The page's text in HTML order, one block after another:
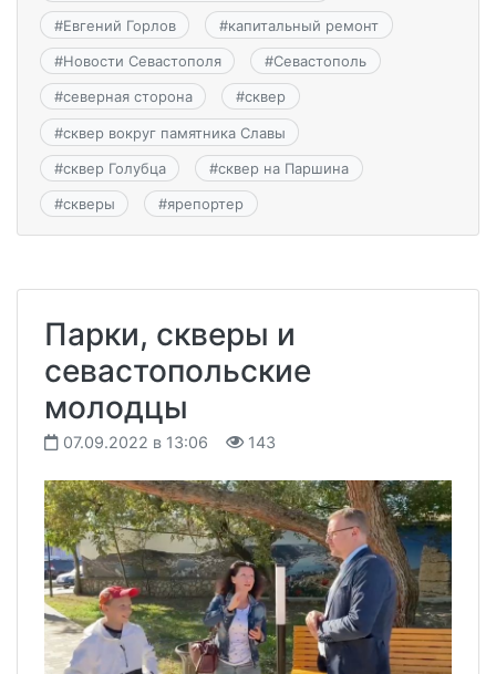
#Евгений Горлов #капитальный ремонт
#Новости Севастополя #Севастополь
#северная сторона #сквер
#сквер вокруг памятника Славы
#сквер Голубца #сквер на Паршина
#скверы #ярепортер
Парки, скверы и
севастопольские
молодцы
07.09.2022 в 13:06 143